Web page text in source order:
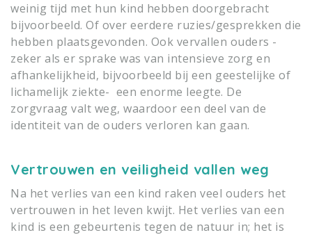
weinig tijd met hun kind hebben doorgebracht
bijvoorbeeld. Of over eerdere ruzies/gesprekken die
hebben plaatsgevonden. Ook vervallen ouders -
zeker als er sprake was van intensieve zorg en
afhankelijkheid, bijvoorbeeld bij een geestelijke of
lichamelijk ziekte- een enorme leegte. De
zorgvraag valt weg, waardoor een deel van de
identiteit van de ouders verloren kan gaan.
Vertrouwen en veiligheid vallen weg
Na het verlies van een kind raken veel ouders het
vertrouwen in het leven kwijt. Het verlies van een
kind is een gebeurtenis tegen de natuur in; het is